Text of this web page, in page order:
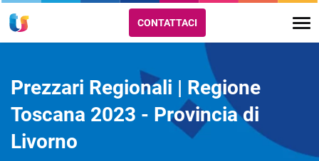
CONTATTACI
Prezzari Regionali | Regione
Toscana 2023 - Provincia di
Livorno